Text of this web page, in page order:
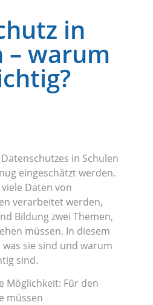
in
– warum
in Schulen
eingeschätzt werden.
Daten von
verarbeitet werden,
Bildung zwei Themen,
müssen. In diesem
sie sind und warum
sind.
Möglichkeit: Für den
müssen